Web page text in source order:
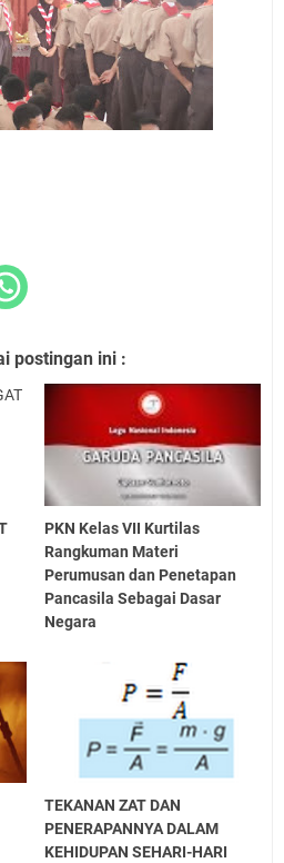
postingan ini :
PKN Kelas VII Kurtilas
Rangkuman Materi
Perumusan dan Penetapan
Pancasila Sebagai Dasar
Negara
TEKANAN ZAT DAN
PENERAPANNYA DALAM
KEHIDUPAN SEHARI-HARI